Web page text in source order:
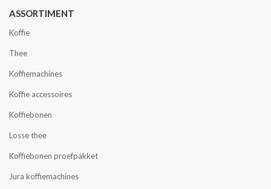
ASSORTIMENT
Koffie
Thee
Koffiemachines
Koffie accessoires
Koffiebonen
Losse thee
Koffiebonen proefpakket
Jura koffiemachines